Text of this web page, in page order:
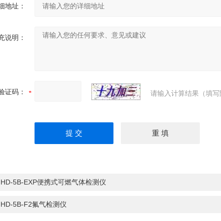
地址：
说明：
证码： 请输入计算结果（填
HD-5B-EXP便携式可燃气体检测仪
HD-5B-F2氟气检测仪